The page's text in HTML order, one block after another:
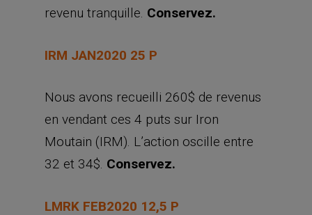
revenu tranquille. Conservez.
IRM JAN2020 25 P
Nous avons recueilli 260$ de revenus
en vendant ces 4 puts sur Iron
Moutain (IRM). L’action oscille entre
32 et 34$. Conservez.
LMRK FEB2020 12,5 P